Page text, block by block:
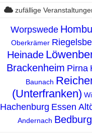
zufällige
Worpswede
Oberkrämer
Heinade
Brackenheim Pirna
Baunach
(Unterfranken)
Hachenburg Essen
Andernach